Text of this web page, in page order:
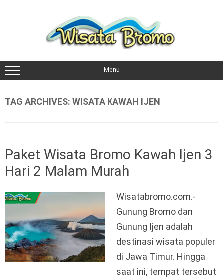
Menu
TAG ARCHIVES: WISATA KAWAH IJEN
Paket Wisata Bromo Kawah Ijen 3
Hari 2 Malam Murah
Wisatabromo.com.-
Gunung Bromo dan
Gunung Ijen adalah
destinasi wisata populer
di Jawa Timur. Hingga
saat ini, tempat tersebut